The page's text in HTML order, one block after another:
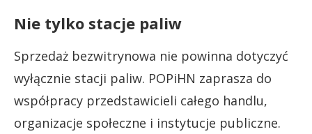
Nie tylko stacje paliw
Sprzedaż bezwitrynowa nie powinna dotyczyć
wyłącznie stacji paliw. POPiHN zaprasza do
współpracy przedstawicieli całego handlu,
organizacje społeczne i instytucje publiczne.